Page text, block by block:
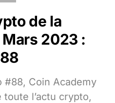
de la
2023 :
#88, Coin Academy
l’actu crypto,